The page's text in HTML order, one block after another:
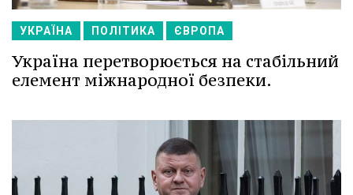
УКРАЇНА ПОЛІТИКА ЄВРОПА
Україна перетворюється на стабільний
елемент міжнародної безпеки.